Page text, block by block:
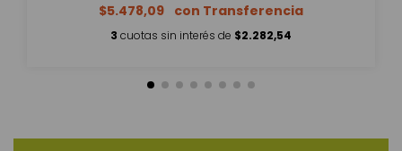
$5.478,09
3 cuotas sin interés de $2.282,54